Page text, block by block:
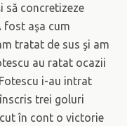
să concretizeze
fost aşa cum
tratat de sus şi am
au ratat ocazii
i-au intrat
trei goluri
în cont o victorie